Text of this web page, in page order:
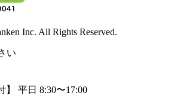
Inc. All Rights Reserved.
い
】 平日 8:30〜17:00